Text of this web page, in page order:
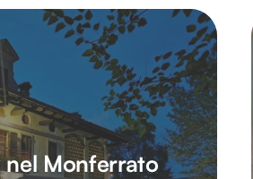
nel Monferrato